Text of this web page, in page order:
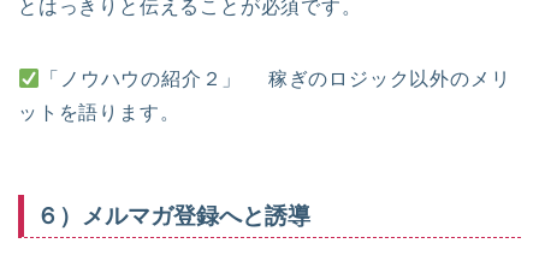
とはっきりと伝えることが必須です。
「ノウハウの紹介２」 稼ぎのロジック以外のメリ
ットを語ります。
６）メルマガ登録へと誘導